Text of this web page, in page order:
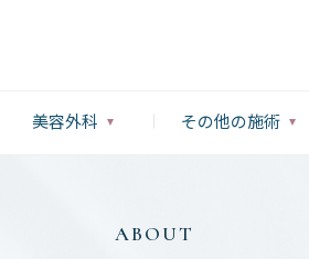
美容外科 その他の施術
ABOUT